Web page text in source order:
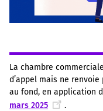
La chambre
d’appel mais ne
au fond, en application
mars 2025
.